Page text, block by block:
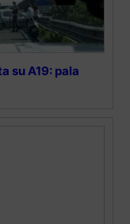
su A19: pala